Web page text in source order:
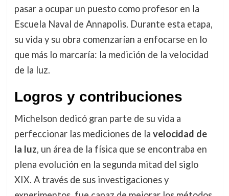
pasar a ocupar un puesto como profesor en la
Escuela Naval de Annapolis. Durante esta etapa,
su vida y su obra comenzarían a enfocarse en lo
que más lo marcaría: la medición de la velocidad
de la luz.
Logros y contribuciones
Michelson dedicó gran parte de su vida a
perfeccionar las mediciones de la velocidad de
la luz, un área de la física que se encontraba en
plena evolución en la segunda mitad del siglo
XIX. A través de sus investigaciones y